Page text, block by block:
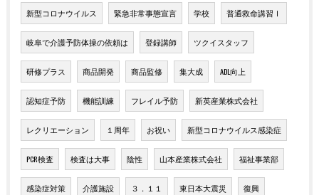
新型コロナウイルス 緊急非常事態宣言 学校 普通救命講習Ⅰ
岐阜で介護予防体操の依頼は 登録講師 ツクイスタッフ
研修プラス 商品開発 商品監修 集大成 ADL向上
認知症予防 機能訓練 フレイル予防 新英産業株式会社
レクリエーション １周年 お祝い 新型コロナウイルス感染症
PCR検査 検査は大事 陰性 山本産業株式会社 福祉事業部
感染症対策 介護施設 ３．１１ 東日本大震災 復興